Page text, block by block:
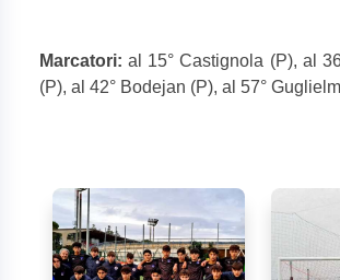
Marcatori: al 15° Castignola (P), al
(P), al 42° Bodejan (P), al 57°